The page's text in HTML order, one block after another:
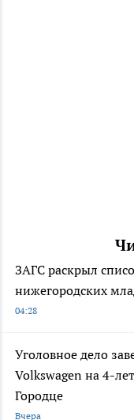
ЗАГС раскрыл
нижегородских
04:28
Уголовное дело
Volkswagen на 4-
Городце
Вчера